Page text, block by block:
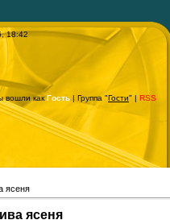
18:42
вошли какГость | Группа "Гости" | RSS
ясеня
ясеня